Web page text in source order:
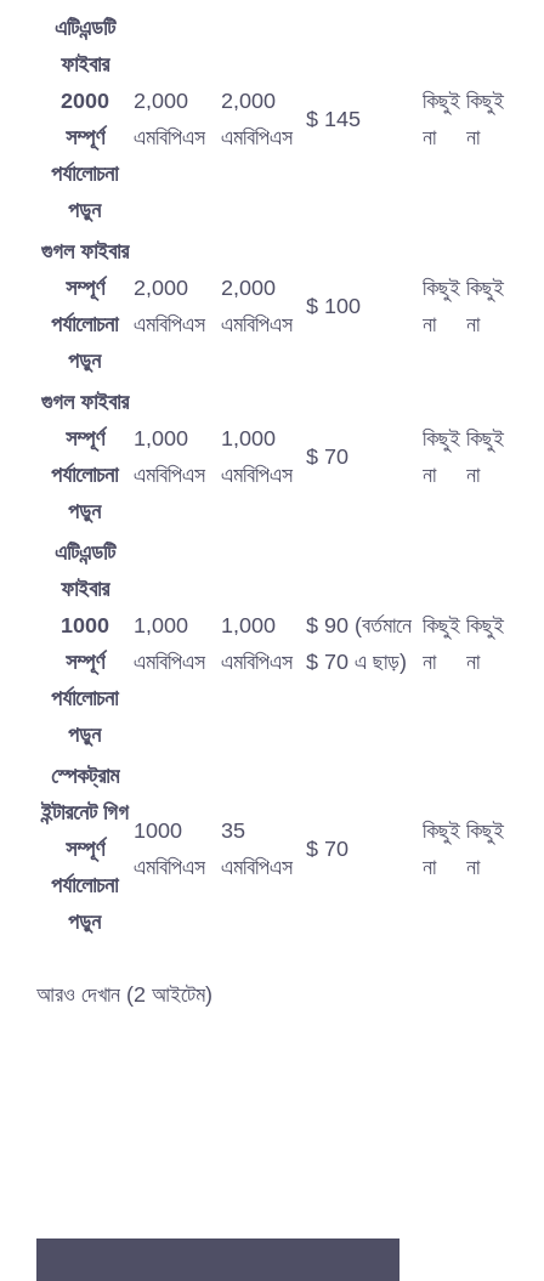
এটিএন্ডটি
ফাইবার
2000
সম্পূর্ণ
পর্যালোচনা
পড়ুন
2,000
এমবিপিএস
2,000
এমবিপিএস
$ 145
কিছুই
না
কিছুই
না
গুগল ফাইবার
সম্পূর্ণ
পর্যালোচনা
পড়ুন
2,000
এমবিপিএস
2,000
এমবিপিএস
$ 100
কিছুই
না
কিছুই
না
গুগল ফাইবার
সম্পূর্ণ
পর্যালোচনা
পড়ুন
1,000
এমবিপিএস
1,000
এমবিপিএস
$ 70
কিছুই
না
কিছুই
না
এটিএন্ডটি
ফাইবার
1000
সম্পূর্ণ
পর্যালোচনা
পড়ুন
1,000
এমবিপিএস
1,000
এমবিপিএস
$ 90 (বর্তমানে
$ 70 এ ছাড়)
কিছুই
না
কিছুই
না
স্পেকট্রাম
ইন্টারনেট গিগ
সম্পূর্ণ
পর্যালোচনা
পড়ুন
1000
এমবিপিএস
35
এমবিপিএস
$ 70
কিছুই
না
কিছুই
না
আরও দেখান (2 আইটেম)